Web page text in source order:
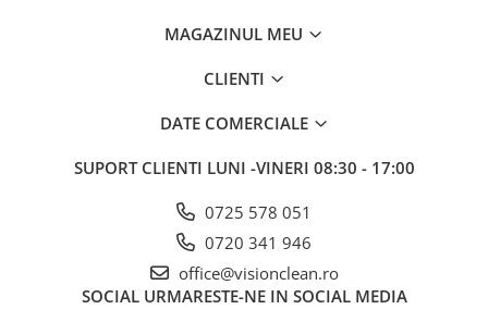
Cosuri gunoi interior
Intretinere panouri solare
Detergenti panouri solare
Echipamente panouri solare
Presuri industriale
MAGAZINUL MEU
CLIENTI
DATE COMERCIALE
SUPORT CLIENTI LUNI -VINERI 08:30 - 17:00
0725 578 051
0720 341 946
office@visionclean.ro
SOCIAL URMARESTE-NE IN SOCIAL MEDIA